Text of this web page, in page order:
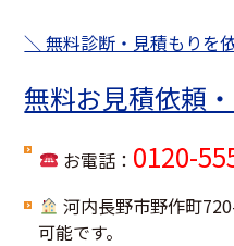
＼ 無料診断・見積もりを
無料お見積依頼
お電話： 0120-
河内長野市野作町
可能です。